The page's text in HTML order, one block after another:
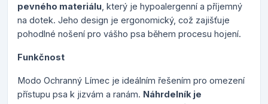
pevného materiálu , který je hypoalergenní a příjemný
na dotek. Jeho design je ergonomický, což zajišťuje
pohodlné nošení pro vášho psa během procesu hojení.
Funkčnost
Modo Ochranný Límec je ideálním řešením pro omezení
přístupu psa k jizvám a ranám. Náhrdelník je